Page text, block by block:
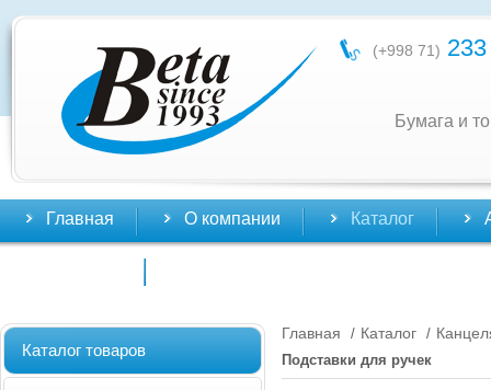
(+998 71)
Бумага и
Главная О компании Каталог
Каталог товаров
Главная / Каталог /
Подставки для ручек